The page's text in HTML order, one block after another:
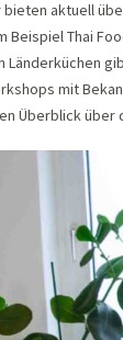
bieten aktuell
Beispiel Thai
Länderküchen
mit
Überblick über